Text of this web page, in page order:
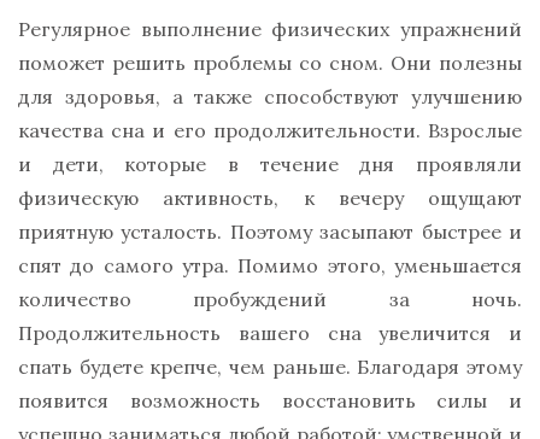
Регулярное выполнение физических упражнений
поможет решить проблемы со сном. Они полезны
для здоровья, а также способствуют улучшению
качества сна и его продолжительности. Взрослые
и дети, которые в течение дня проявляли
физическую активность, к вечеру ощущают
приятную усталость. Поэтому засыпают быстрее и
спят до самого утра. Помимо этого, уменьшается
количество пробуждений за ночь.
Продолжительность вашего сна увеличится и
спать будете крепче, чем раньше. Благодаря этому
появится возможность восстановить силы и
успешно заниматься любой работой: умственной и